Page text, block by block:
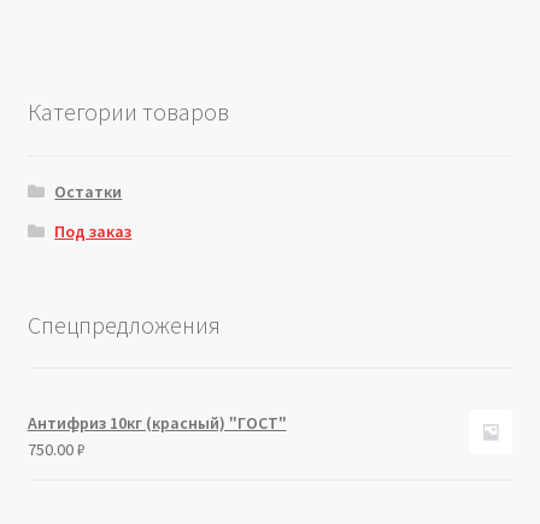
Категории товаров
Остатки
Под заказ
Спецпредложения
Антифриз 10кг (красный) "ГОСТ"
750.00₽